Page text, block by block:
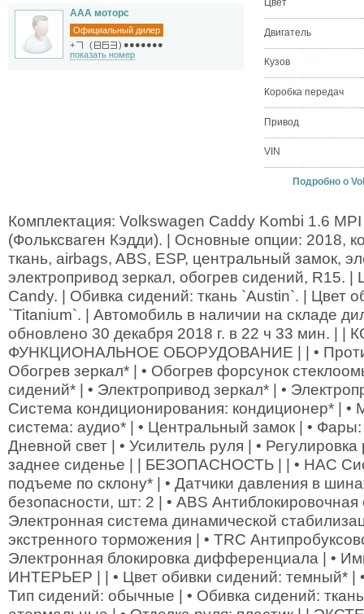
ААА моторс
Официальный дилер
+
( ) ●●●●●●●
показать номер
Цвет
Двигатель
Кузов
Коробка передач
Привод
VIN
Подробно о
Комплектация: Volkswagen Caddy Kombi 1.6
(Фольксваген Кэдди). | Основные опции: 2018,
ткань, airbags, ABS, ESP, центральный замок,
электропривод зеркал, обогрев сидений, R15. |
Candy. | Обивка сидений: ткань `Austin`. | Цвет
`Titanium`. | Автомобиль в наличии на складе
обновлено 30 декабря 2018 г. в 22 ч 33 мин. |
ФУНКЦИОНАЛЬНОЕ ОБОРУДОВАНИЕ | | •
Обогрев зеркал* | • Обогрев форсунок
сидений* | • Электропривод зеркал* | •
Система кондиционирования: кондиционер* | •
система: аудио* | • Центральный замок | • Фары:
Дневной свет | • Усилитель руля | •
заднее сиденье | | БЕЗОПАСНОСТЬ | | • HAC
подъеме по склону* | • Датчики давления в
безопасности, шт: 2 | • ABS Антиблокировочная
Электронная система динамической
экстренного торможения | • TRC
Электронная блокировка дифференциала | •
ИНТЕРЬЕР | | • Цвет обивки сидений: темный* |
Тип сидений: обычные | • Обивка сидений: